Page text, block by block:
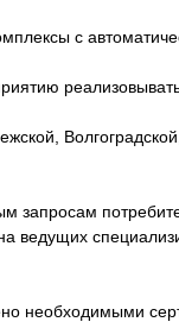
с
ведущих
необходимыми